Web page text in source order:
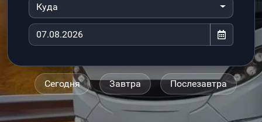
Куда
Сегодня Завтра Послезавтра